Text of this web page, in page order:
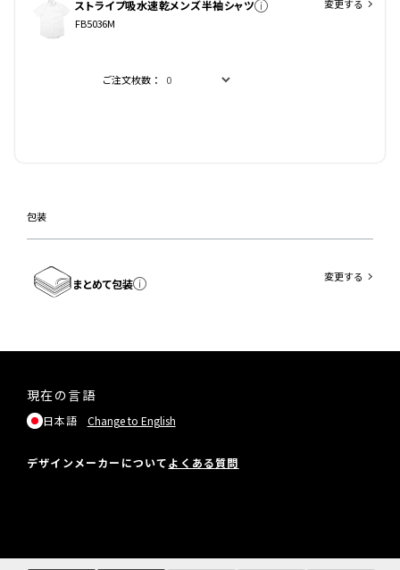
ストライプ吸水速乾メンズ半袖シャツ
FB5036M
ご注文枚数：
変更する
包装
まとめて包装 変更する
現在の言語
日本語 Change to English
デザインメーカーについてよくある質問